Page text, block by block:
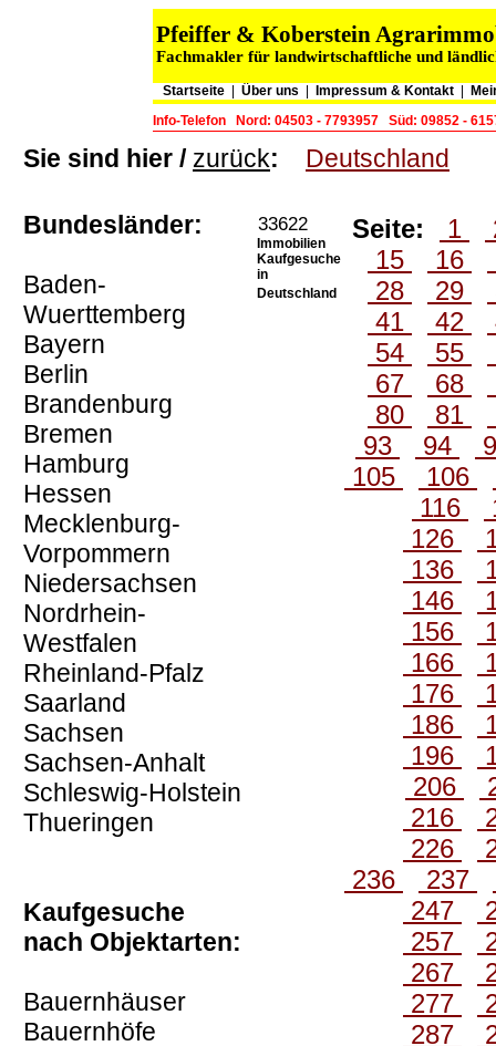
Pfeiffer & Koberstein
Fachmakler für landwirtschaftliche und
Startseite Über uns Impressum & Kontakt
Info-Telefon
Nord: 04503 - 7793957 Süd: 09852 -
Sie sind hier / zurück: Deutschland
Bundesländer:
Baden-
Wuerttemberg
Bayern
Berlin
Brandenburg
Bremen
Hamburg
Hessen
Mecklenburg-
Vorpommern
Niedersachsen
Nordrhein-
Westfalen
Rheinland-Pfalz
Saarland
Sachsen
Sachsen-Anhalt
Schleswig-Holstein
Thueringen
Kaufgesuche
nach Objektarten:
Bauernhäuser
Bauernhöfe
33622
Immobilien
Kaufgesuche
in
Deutschland
Seite: 1
15
16
28
29
41
42
54
55
67
68
80
81
93
94
105
106
116
126
136
146
156
166
176
186
196
206
216
226
236
237
247
257
267
277
287